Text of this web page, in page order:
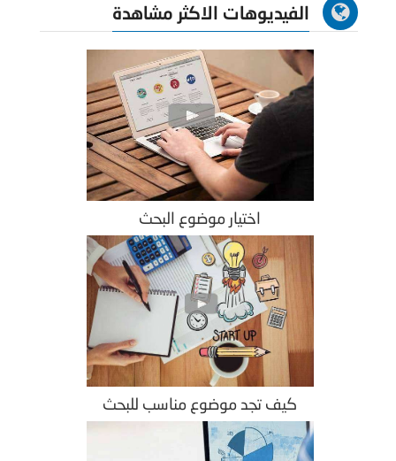
الفيديوهات الاكثر مشاهدة
اختيار موضوع البحث
كيف تجد موضوع مناسب للبحث